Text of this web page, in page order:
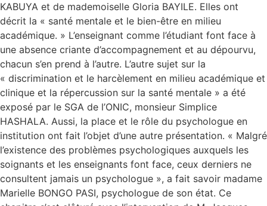
KABUYA et de mademoiselle Gloria BAYILE. Elles ont
décrit la « santé mentale et le bien-être en milieu
académique. » L’enseignant comme l’étudiant font face à
une absence criante d’accompagnement et au dépourvu,
chacun s’en prend à l’autre. L’autre sujet sur la
« discrimination et le harcèlement en milieu académique et
clinique et la répercussion sur la santé mentale » a été
exposé par le SGA de l’ONIC, monsieur Simplice
HASHALA. Aussi, la place et le rôle du psychologue en
institution ont fait l’objet d’une autre présentation. « Malgré
l’existence des problèmes psychologiques auxquels les
soignants et les enseignants font face, ceux derniers ne
consultent jamais un psychologue », a fait savoir madame
Marielle BONGO PASI, psychologue de son état. Ce